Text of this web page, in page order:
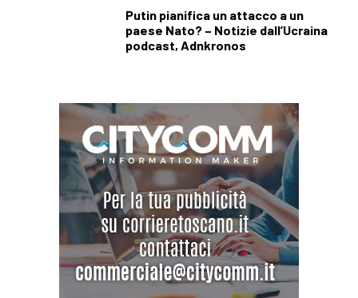
Putin pianifica un attacco a un
paese Nato? – Notizie dall’Ucraina
podcast, Adnkronos